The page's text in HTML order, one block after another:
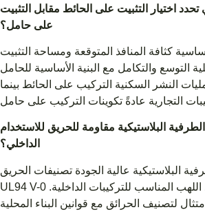
اختيار التثبيت على الحائط مقابل التثبيت
على حامل؟
كثافة المنافذ المتوقعة ومساحة التثبيت
التوسع والتكامل مع البنية الأساسية للحامل
النشر السكنية التركيب على الحائط بينما
البلاستيكية مقاومة للحريق للاستخدام
الداخلي؟
البلاستيكية عالية الجودة تصنيفات الحريق
UL94 V-0 مما يشير إلى تثبيط اللهب المناسب للتركيبات الداخلية.